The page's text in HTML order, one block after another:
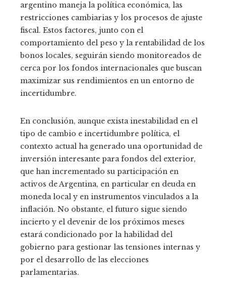
argentino maneja la política económica, las
restricciones cambiarias y los procesos de ajuste
fiscal. Estos factores, junto con el
comportamiento del peso y la rentabilidad de los
bonos locales, seguirán siendo monitoreados de
cerca por los fondos internacionales que buscan
maximizar sus rendimientos en un entorno de
incertidumbre.
En conclusión, aunque exista inestabilidad en el
tipo de cambio e incertidumbre política, el
contexto actual ha generado una oportunidad de
inversión interesante para fondos del exterior,
que han incrementado su participación en
activos de Argentina, en particular en deuda en
moneda local y en instrumentos vinculados a la
inflación. No obstante, el futuro sigue siendo
incierto y el devenir de los próximos meses
estará condicionado por la habilidad del
gobierno para gestionar las tensiones internas y
por el desarrollo de las elecciones
parlamentarias.